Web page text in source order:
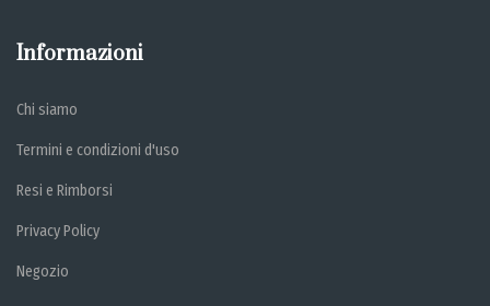
Informazioni
Chi siamo
Termini e condizioni d'uso
Resi e Rimborsi
Privacy Policy
Negozio